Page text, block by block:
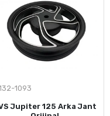
1093
Jupiter 125 Arka Jant